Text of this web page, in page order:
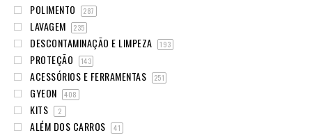
POLIMENTO 287
LAVAGEM 235
DESCONTAMINAÇÃO E LIMPEZA 193
PROTEÇÃO 143
ACESSÓRIOS E FERRAMENTAS 251
GYEON 408
KITS 2
ALÉM DOS CARROS 41